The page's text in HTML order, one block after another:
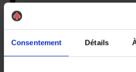
Consentement Détails
Vous réglez votre intervention par